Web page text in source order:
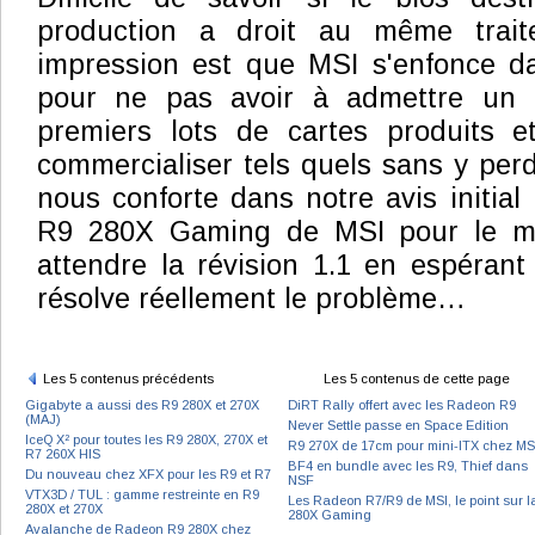
production a droit au même
impression est que MSI s'enfonce
pour ne pas avoir à admettre un
premiers lots de cartes produits
commercialiser tels quels sans y
nous conforte dans notre avis initial
R9 280X Gaming de MSI pour le
attendre la révision 1.1 en
résolve réellement le problème…
Les 5 contenus précédents
Gigabyte a aussi des R9 280X et 270X
(MAJ)
IceQ X² pour toutes les R9 280X, 270X et
R7 260X HIS
Du nouveau chez XFX pour les R9 et R7
VTX3D / TUL : gamme restreinte en R9
280X et 270X
Avalanche de Radeon R9 280X chez
Les 5 contenus de cette page
DiRT Rally offert avec les Radeon R9
Never Settle passe en Space Edition
R9 270X de 17cm pour mini-ITX chez
BF4 en bundle avec les R9, Thief dans
NSF
Les Radeon R7/R9 de MSI, le point sur
280X Gaming